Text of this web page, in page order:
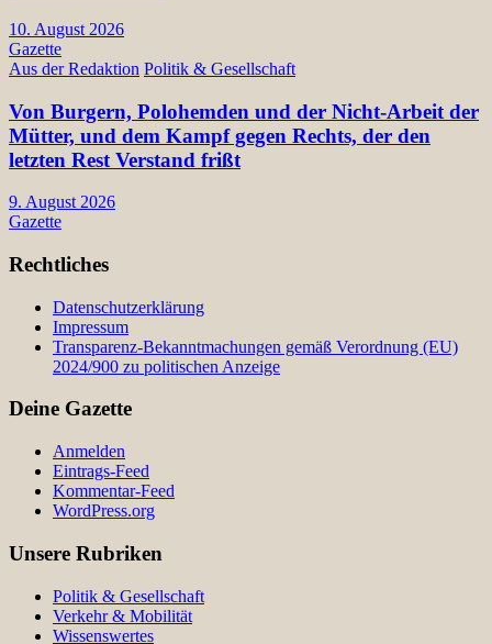
10. August 2026
Gazette
Aus der Redaktion Politik & Gesellschaft
Von Burgern, Polohemden und der Nicht-Arbeit der
Mütter, und dem Kampf gegen Rechts, der den
letzten Rest Verstand frißt
9. August 2026
Gazette
Rechtliches
Datenschutzerklärung
Impressum
Transparenz-Bekanntmachungen gemäß Verordnung (EU)
2024/900 zu politischen Anzeige
Deine Gazette
Anmelden
Eintrags-Feed
Kommentar-Feed
WordPress.org
Unsere Rubriken
Politik & Gesellschaft
Verkehr & Mobilität
Wissenswertes